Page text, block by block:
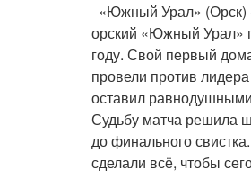
«Южный Урал» (Орск)
орский «Южный Урал»
году. Свой первый
провели против
оставил
Судьбу матча решила
до финального
сделали всё, чтобы